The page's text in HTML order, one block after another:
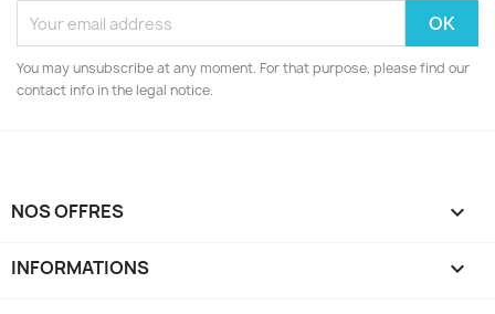
You may unsubscribe at any moment. For that purpose, please find our
contact info in the legal notice.
NOS OFFRES 
INFORMATIONS 